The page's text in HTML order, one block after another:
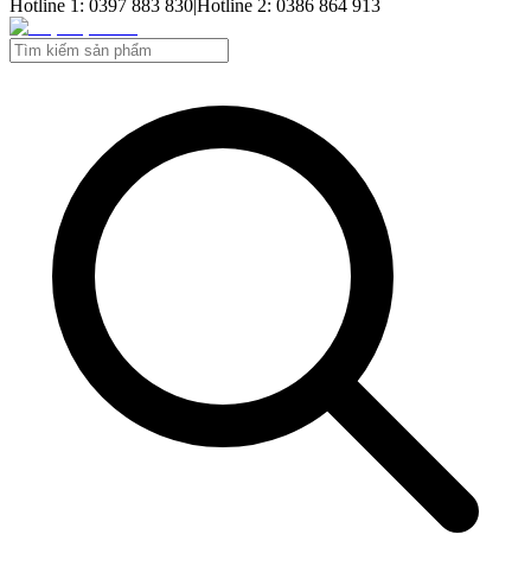
Hotline 1: 0397 883 830|Hotline 2: 0386 864 913